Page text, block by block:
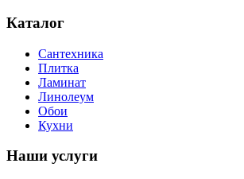
Каталог
Сантехника
Плитка
Ламинат
Линолеум
Обои
Кухни
Наши услуги